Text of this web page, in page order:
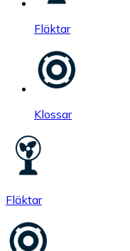
Fläktar
Klossar
Fläktar